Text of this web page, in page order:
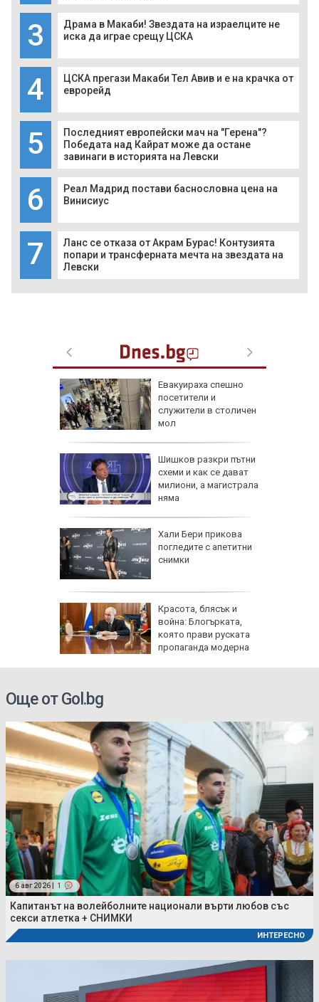
3
Драма в Макаби! Звездата на израелците не
иска да играе срещу ЦСКА
4
ЦСКА прегази Макаби Тел Авив и е на крачка от
еврорейд
5
Последният европейски мач на "Герена"?
Победата над Кайрат може да остане
завинаги в историята на Левски
6
Реал Мадрид постави баснословна цена на
Винисиус
7
Ланс се отказа от Акрам Бурас! Контузията
попари и трансферната мечта на звездата на
Левски
Евакуираха спешно
посетители и
служители в столичен
мол
Шишков разкри пътни
схеми и как се дават
милиони, а магистрала
няма
Хали Бери прикова
погледите с апетитни
снимки
Красота, блясък и
война: Блогърката,
която прави руската
пропаганда модерна
Още от Gol.bg
6 авг 2026 | 1
Капитанът на волейболните национали върти любов със
секси атлетка + СНИМКИ
ИНТЕРЕСНО